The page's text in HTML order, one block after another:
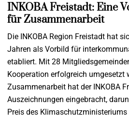
INKOBA Freistadt: Eine
für Zusammenarbeit
Die INKOBA Region Freistadt hat
Jahren als Vorbild für
etabliert. Mit 28
Kooperation erfolgreich umgesetzt
Zusammenarbeit hat der INKOBA
Auszeichnungen eingebracht,
Preis des